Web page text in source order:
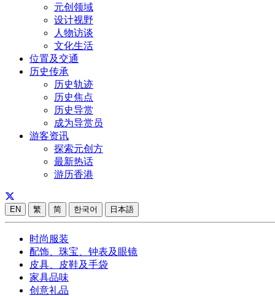
元创领域
设计视野
人物访谈
文化生活
位置及交通
历史传承
历史轨迹
历史焦点
历史导赏
成为导赏员
游客资讯
探索元创方
最新热话
游历香港
EN 繁 简 한국어 日本語
时尚服装
配饰、珠宝、钟表及眼镜
皮具、皮鞋及手袋
家具品味
创意礼品